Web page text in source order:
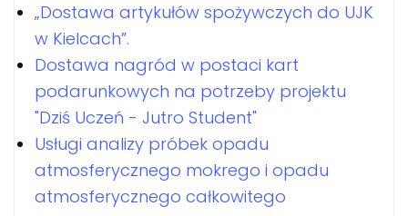
„Dostawa artykułów spożywczych do UJK
w Kielcach”.
Dostawa nagród w postaci kart
podarunkowych na potrzeby projektu
"Dziś Uczeń - Jutro Student"
Usługi analizy próbek opadu
atmosferycznego mokrego i opadu
atmosferycznego całkowitego